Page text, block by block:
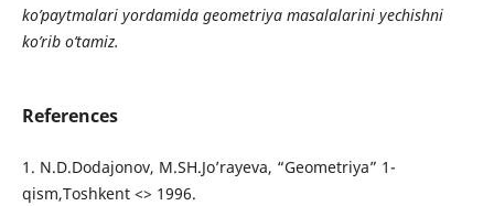
ko’paytmalari yordamida geometriya masalalarini yechishni
ko’rib o’tamiz.
References
1. N.D.Dodajonov, M.SH.Jo’rayeva, “Geometriya” 1-
qism,Toshkent <> 1996.